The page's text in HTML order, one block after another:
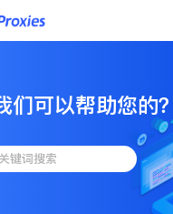
们可以帮助您的？